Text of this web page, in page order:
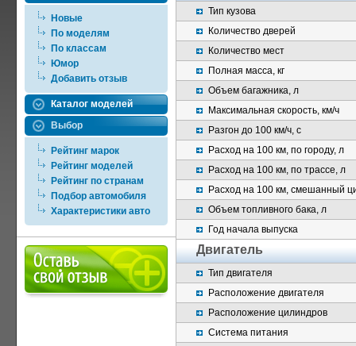
Новые
По моделям
По классам
Юмор
Добавить отзыв
Каталог моделей
Выбор
Рейтинг марок
Рейтинг моделей
Рейтинг по странам
Подбор автомобиля
Характеристики авто
Тип кузова
Количество дверей
Количество мест
Полная масса, кг
Объем багажника, л
Максимальная скорость, км/ч
Разгон до 100 км/ч, с
Расход на 100 км, по городу, л
Расход на 100 км, по трассе, л
Расход на 100 км, смешанный
Объем топливного бака, л
Год начала выпуска
Двигатель
Тип двигателя
Расположение двигателя
Расположение цилиндров
Система питания